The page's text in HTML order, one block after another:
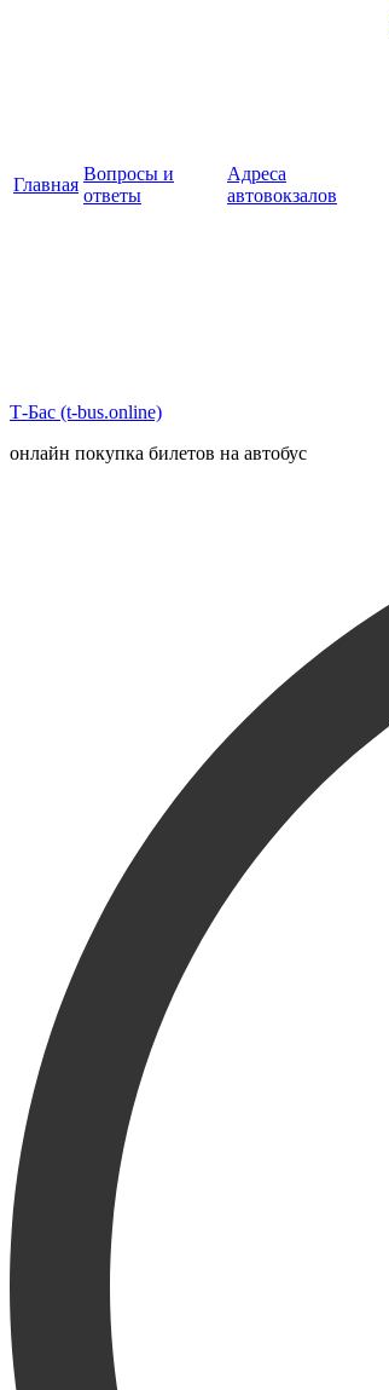
Главная
Вопросы и
ответы
Адреса
автовокзалов
Т-Бас (t-bus.online)
онлайн покупка билетов на автобус